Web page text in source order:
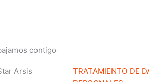
contigo
Arsis
TRATAMIENTO DE